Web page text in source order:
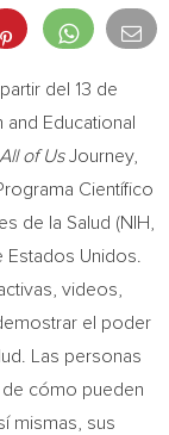
del 13 de
and Educational
All of UsJourney,
Científico
de la Salud (NIH,
Unidos.
videos,
el poder
Las personas
de cómo pueden
mismas, sus